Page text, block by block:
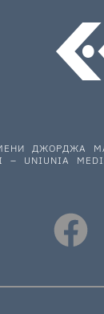
ДЖОРДЖА
UNIUNIA